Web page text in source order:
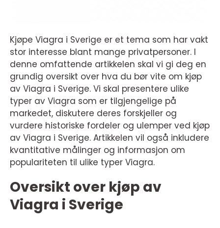
Kjøpe Viagra i Sverige er et tema som har vakt
stor interesse blant mange privatpersoner. I
denne omfattende artikkelen skal vi gi deg en
grundig oversikt over hva du bør vite om kjøp
av Viagra i Sverige. Vi skal presentere ulike
typer av Viagra som er tilgjengelige på
markedet, diskutere deres forskjeller og
vurdere historiske fordeler og ulemper ved kjøp
av Viagra i Sverige. Artikkelen vil også inkludere
kvantitative målinger og informasjon om
populariteten til ulike typer Viagra.
Oversikt over kjøp av
Viagra i Sverige